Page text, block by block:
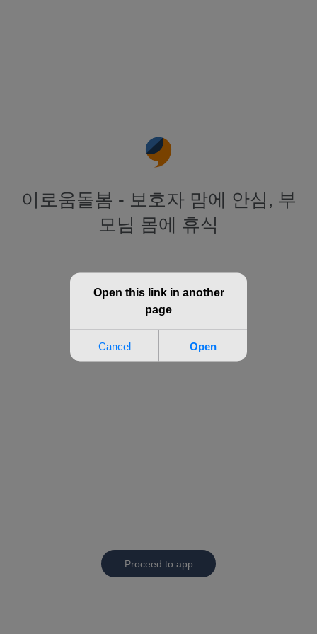
이로움돌봄 - 보호자 맘에 안심, 부
모님 몸에 휴식
Proceed to app